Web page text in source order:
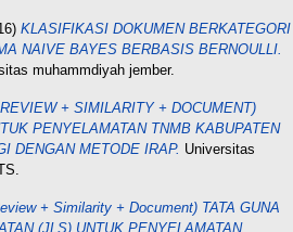
KLASIFIKASI DOKUMEN BERKATEGORI
NAIVE BAYES BERBASIS BERNOULLI.
muhammdiyah jember.
+ SIMILARITY + DOCUMENT)
PENYELAMATAN TNMB KABUPATEN
DENGAN METODE IRAP. Universitas
+ Similarity + Document) TATA GUNA
(JLS) UNTUK PENYELAMATAN